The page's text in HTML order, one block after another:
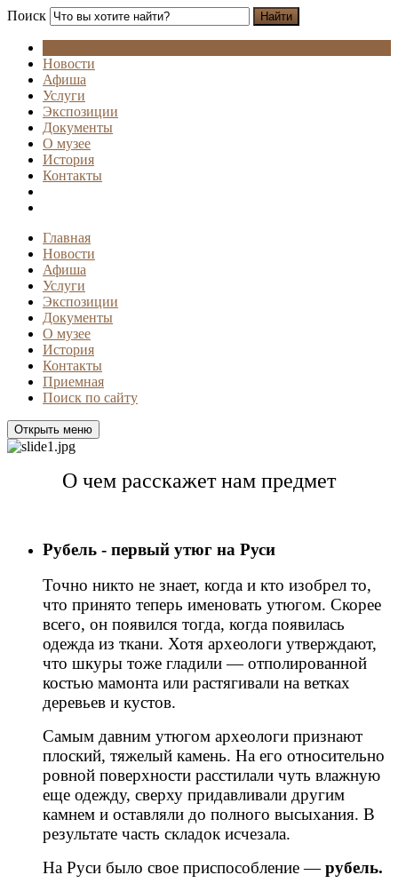
Поиск Найти
Новости
Афиша
Услуги
Экспозиции
Документы
О музее
История
Контакты
Главная
Новости
Афиша
Услуги
Экспозиции
Документы
О музее
История
Контакты
Приемная
Поиск по сайту
Открыть меню
О чем расскажет нам предмет
Рубель - первый утюг на Руси
Точно никто не знает, когда и кто изобрел то,
что принято теперь именовать утюгом. Скорее
всего, он появился тогда, когда появилась
одежда из ткани. Хотя археологи утверждают,
что шкуры тоже гладили — отполированной
костью мамонта или растягивали на ветках
деревьев и кустов.
Самым давним утюгом археологи признают
плоский, тяжелый камень. На его относительно
ровной поверхности расстилали чуть влажную
еще одежду, сверху придавливали другим
камнем и оставляли до полного высыхания. В
результате часть складок исчезала.
На Руси было свое приспособление —рубель.